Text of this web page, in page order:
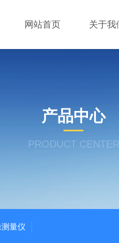
网站首页 关于我
产品中心
PRODUCT CENTER
量仪